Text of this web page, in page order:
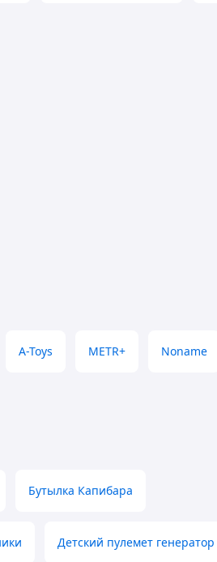
A-Toys METR+ Noname
Бутылка Капибара
Детский пулемет